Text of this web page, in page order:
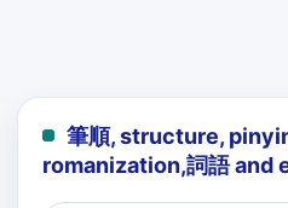
筆順, structure,
romanization,詞語 and